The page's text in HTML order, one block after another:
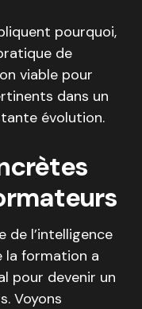
pourquoi,
de
viable pour
dans un
évolution.
de l’intelligence
la formation a
pour devenir un
Voyons